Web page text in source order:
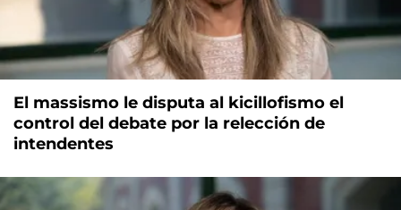
El massismo le disputa al kicillofismo el
control del debate por la relección de
intendentes